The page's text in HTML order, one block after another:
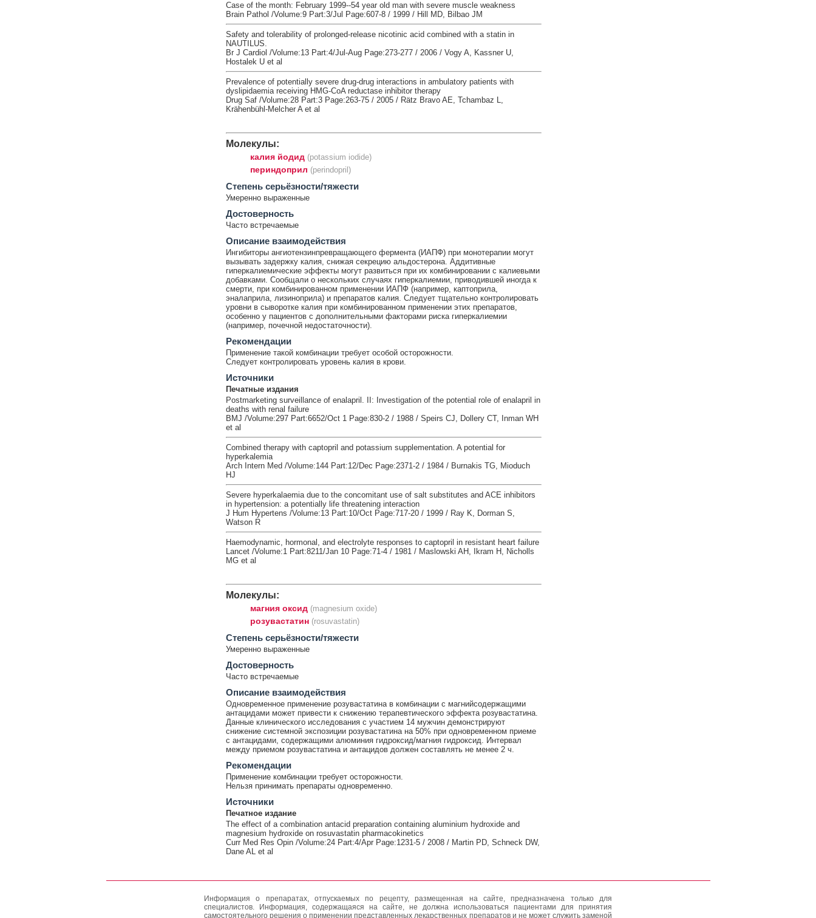
Case of the month: February 1999--54 year old man with severe muscle weakness
Brain Pathol /Volume:9 Part:3/Jul Page:607-8 / 1999 / Hill MD, Bilbao JM
Safety and tolerability of prolonged-release nicotinic acid combined with a statin in
NAUTILUS.
Br J Cardiol /Volume:13 Part:4/Jul-Aug Page:273-277 / 2006 / Vogy A, Kassner U,
Hostalek U et al
Prevalence of potentially severe drug-drug interactions in ambulatory patients with
dyslipidaemia receiving HMG-CoA reductase inhibitor therapy
Drug Saf /Volume:28 Part:3 Page:263-75 / 2005 / Rätz Bravo AE, Tchambaz L,
Krähenbühl-Melcher A et al
Молекулы:
калия йодид (potassium iodide)
периндоприл (perindopril)
Cтепень серьёзности/тяжести
Умеренно выраженные
Достоверность
Часто встречаемые
Описание взаимодействия
Ингибиторы ангиотензинпревращающего фермента (ИАПФ) при монотерапии могут
вызывать задержку калия, снижая секрецию альдостерона. Аддитивные
гиперкалиемические эффекты могут развиться при их комбинировании с калиевыми
добавками. Сообщали о нескольких случаях гиперкалиемии, приводившей иногда к
смерти, при комбинированном применении ИАПФ (например, каптоприла,
эналаприла, лизиноприла) и препаратов калия. Следует тщательно контролировать
уровни в сыворотке калия при комбинированном применении этих препаратов,
особенно у пациентов с дополнительными факторами риска гиперкалиемии
(например, почечной недостаточности).
Рекомендации
Применение такой комбинации требует особой осторожности.
Следует контролировать уровень калия в крови.
Источники
Печатные издания
Postmarketing surveillance of enalapril. II: Investigation of the potential role of enalapril in
deaths with renal failure
BMJ /Volume:297 Part:6652/Oct 1 Page:830-2 / 1988 / Speirs CJ, Dollery CT, Inman WH
et al
Combined therapy with captopril and potassium supplementation. A potential for
hyperkalemia
Arch Intern Med /Volume:144 Part:12/Dec Page:2371-2 / 1984 / Burnakis TG, Mioduch
HJ
Severe hyperkalaemia due to the concomitant use of salt substitutes and ACE inhibitors
in hypertension: a potentially life threatening interaction
J Hum Hypertens /Volume:13 Part:10/Oct Page:717-20 / 1999 / Ray K, Dorman S,
Watson R
Haemodynamic, hormonal, and electrolyte responses to captopril in resistant heart failure
Lancet /Volume:1 Part:8211/Jan 10 Page:71-4 / 1981 / Maslowski AH, Ikram H, Nicholls
MG et al
Молекулы:
магния оксид (magnesium oxide)
розувастатин (rosuvastatin)
Cтепень серьёзности/тяжести
Умеренно выраженные
Достоверность
Часто встречаемые
Описание взаимодействия
Одновременное применение розувастатина в комбинации с магнийсодержащими
антацидами может привести к снижению терапевтического эффекта розувастатина.
Данные клинического исследования с участием 14 мужчин демонстрируют
снижение системной экспозиции розувастатина на 50% при одновременном приеме
с антацидами, содержащими алюминия гидроксид/магния гидроксид. Интервал
между приемом розувастатина и антацидов должен составлять не менее 2 ч.
Рекомендации
Применение комбинации требует осторожности.
Нельзя принимать препараты одновременно.
Источники
Печатное издание
The effect of a combination antacid preparation containing aluminium hydroxide and
magnesium hydroxide on rosuvastatin pharmacokinetics
Curr Med Res Opin /Volume:24 Part:4/Apr Page:1231-5 / 2008 / Martin PD, Schneck DW,
Dane AL et al
Информация о препаратах, отпускаемых по рецепту, размещенная на сайте, предназначена только для
специалистов. Информация, содержащаяся на сайте, не должна использоваться пациентами для принятия
самостоятельного решения о применении представленных лекарственных препаратов и не может служить заменой